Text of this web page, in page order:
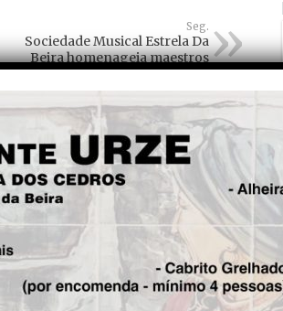
Seg.
Sociedade Musical Estrela Da
Beira homenageia maestros
no FILARMONIAS 2024